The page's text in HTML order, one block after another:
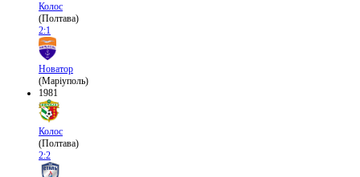
Колос
(Полтава)
2:1
Новатор
(Маріуполь)
1981
Колос
(Полтава)
2:2